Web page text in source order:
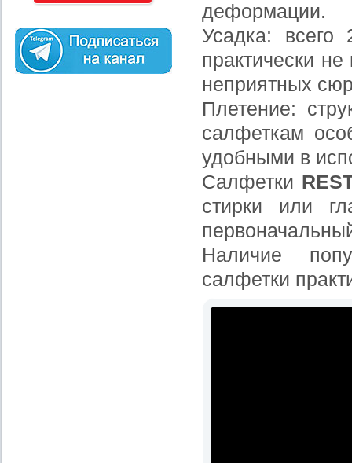
деформации.
Усадка: всего
практически
неприятных
Плетение:
салфеткам
удобными в
Салфетки
стирки или
Наличие
салфетки